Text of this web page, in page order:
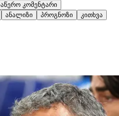
კომენტარი
ანალიზი პროგნოზი კითხვა